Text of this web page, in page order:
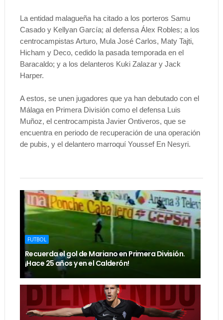
La entidad malagueña ha citado a los porteros Samu
Casado y Kellyan García; al defensa Álex Robles; a los
centrocampistas Arturo, Mula José Carlos, Maty Tajti,
Hicham y Deco, cedido la pasada temporada en el
Baracaldo; y a los delanteros Kuki Zalazar y Jack
Harper.
A estos, se unen jugadores que ya han debutado con el
Málaga en Primera División como el defensa Luis
Muñoz, el centrocampista Javier Ontiveros, que se
encuentra en periodo de recuperación de una operación
de pubis, y el delantero marroquí Youssef En Nesyri.
FUTBOL
Recuerda el gol de Mariano en Primera División.
¡Hace 25 años y en el Calderón!